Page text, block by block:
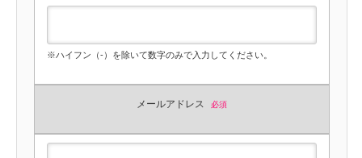
※ハイフン（-）を除いて数字のみで入力してください。
メールアドレス 必須